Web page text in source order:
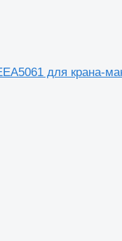
для крана-